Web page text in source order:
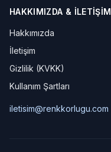
HAKKIMIZDA & İLETIŞIM
Hakkımızda
İletişim
Gizlilik (KVKK)
Kullanım Şartları
iletisim@renkkorlugu.com